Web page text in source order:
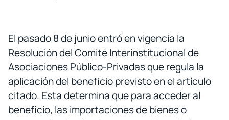
El pasado 8 de junio entró en vigencia la
Resolución del Comité Interinstitucional de
Asociaciones Público-Privadas que regula la
aplicación del beneficio previsto en el artículo
citado. Esta determina que para acceder al
beneficio, las importaciones de bienes o